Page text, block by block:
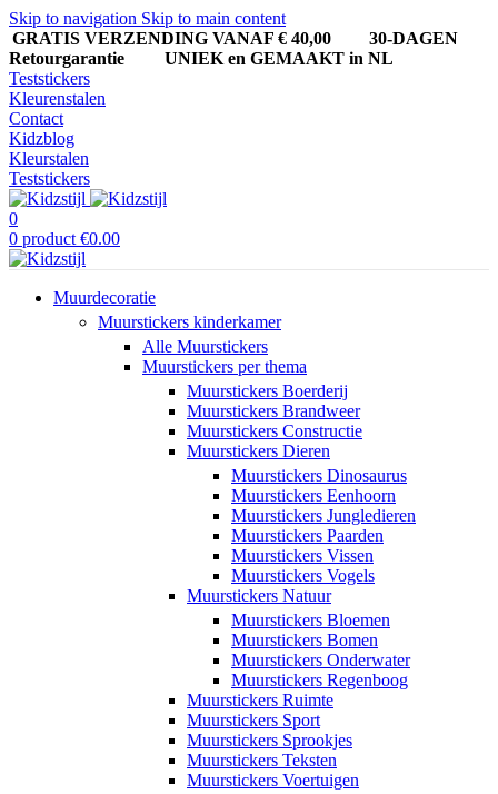
Skip to navigation Skip to main content
GRATIS VERZENDING VANAF € 40,00
30-DAGEN
Retourgarantie UNIEK en GEMAAKT in NL
Teststickers
Kleurenstalen
Contact
Kidzblog
Kleurstalen
Teststickers
0
0 product €0.00
Muurdecoratie
Muurstickers kinderkamer
Alle Muurstickers
Muurstickers per thema
Muurstickers Boerderij
Muurstickers Brandweer
Muurstickers Constructie
Muurstickers Dieren
Muurstickers Dinosaurus
Muurstickers Eenhoorn
Muurstickers Jungledieren
Muurstickers Paarden
Muurstickers Vissen
Muurstickers Vogels
Muurstickers Natuur
Muurstickers Bloemen
Muurstickers Bomen
Muurstickers Onderwater
Muurstickers Regenboog
Muurstickers Ruimte
Muurstickers Sport
Muurstickers Sprookjes
Muurstickers Teksten
Muurstickers Voertuigen